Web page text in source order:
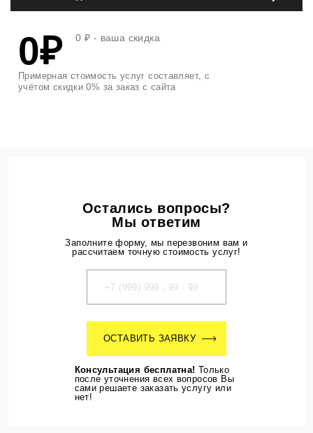
Стандарт. Сутки (24 часа)
Цена
Сумма
700 руб
0 руб
Продвинутый. Жесткость выше
средней. Тур 3 дня (+ время на дорогу*)
2100 руб
0₽ 0 ₽ - ваша скидка
Примерная стоимость услуг составляет, с
учётом скидки 0% за заказ с сайта
Остались вопросы?
Мы ответим
Заполните форму, мы перезвоним вам и
рассчитаем точную стоимость услуг!
ОСТАВИТЬ ЗАЯВКУ
Консультация бесплатна! Только
после уточнения всех вопросов Вы
сами решаете заказать услугу или
нет!